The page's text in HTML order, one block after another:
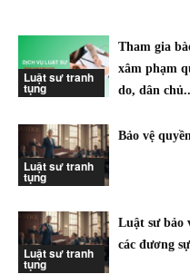
Luật sư tranh
tụng
Tham gia
xâm phạm
do, dân
Luật sư tranh
tụng
Bảo vệ
Luật sư tranh
tụng
Luật sư bảo
các đương sự